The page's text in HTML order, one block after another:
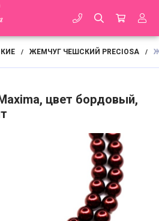
/ ЖЕМЧУГ ЧЕШСКИЙ PRECIOSA /
цвет бордовый,